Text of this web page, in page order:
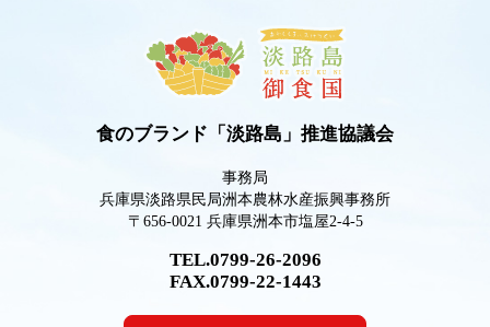
食のブランド「淡路島」推進協議会
事務局
兵庫県淡路県民局洲本農林水産振興事務所
〒656-0021 兵庫県洲本市塩屋2-4-5
TEL.0799-26-2096
FAX.0799-22-1443